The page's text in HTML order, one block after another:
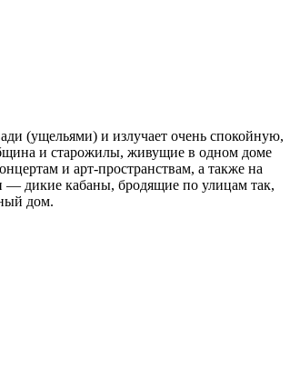
(ущельями) и излучает очень спокойную,
и старожилы, живущие в одном доме
и арт-пространствам, а также на
— дикие кабаны, бродящие по улицам так,
дом.